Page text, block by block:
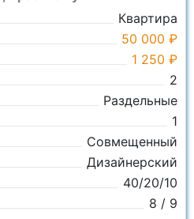
Квартира
50 000 ₽
1 250 ₽
2
Раздельные
1
Совмещенный
Дизайнерский
40/20/10
8 / 9